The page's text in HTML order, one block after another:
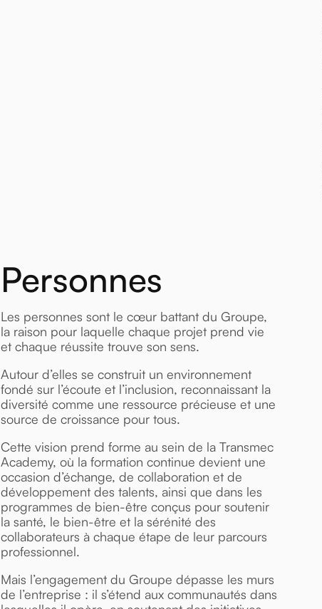
Personnes
Les personnes sont le cœur battant du Groupe,
la raison pour laquelle chaque projet prend vie
et chaque réussite trouve son sens.
Autour d’elles se construit un environnement
fondé sur l’écoute et l’inclusion, reconnaissant la
diversité comme une ressource précieuse et une
source de croissance pour tous.
Cette vision prend forme au sein de la Transmec
Academy, où la formation continue devient une
occasion d’échange, de collaboration et de
développement des talents, ainsi que dans les
programmes de bien-être conçus pour soutenir
la santé, le bien-être et la sérénité des
collaborateurs à chaque étape de leur parcours
professionnel.
Mais l’engagement du Groupe dépasse les murs
de l’entreprise : il s’étend aux communautés dans